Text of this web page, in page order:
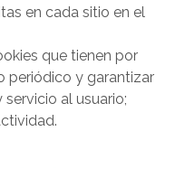
en cada sitio en el
que tienen por
periódico y garantizar
al usuario;